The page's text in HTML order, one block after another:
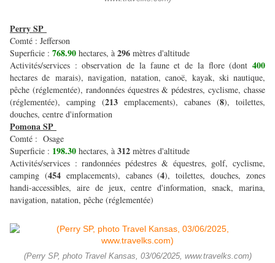
Perry SP
Comté : Jefferson
Superficie : 768.90 hectares, à 296 mètres d'altitude
Activités/services : observation de la faune et de la flore (dont 400
hectares de marais), navigation, natation, canoë, kayak, ski nautique,
pêche (réglementée), randonnées équestres & pédestres, cyclisme, chasse
(réglementée), camping (213 emplacements), cabanes (8), toilettes,
douches, centre d'information
Pomona SP
Comté : Osage
Superficie : 198.30 hectares, à 312 mètres d'altitude
Activités/services : randonnées pédestres & équestres, golf, cyclisme,
camping (454 emplacements), cabanes (4), toilettes, douches, zones
handi-accessibles, aire de jeux, centre d'information, snack, marina,
navigation, natation, pêche (réglementée)
(Perry SP, photo Travel Kansas, 03/06/2025, www.travelks.com)